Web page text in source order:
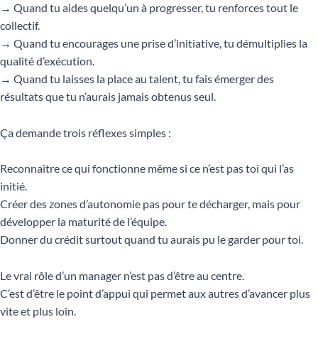
→ Quand tu aides quelqu’un à progresser, tu renforces tout le
collectif.
→ Quand tu encourages une prise d’initiative, tu démultiplies la
qualité d’exécution.
→ Quand tu laisses la place au talent, tu fais émerger des
résultats que tu n’aurais jamais obtenus seul.
Ça demande trois réflexes simples :
Reconnaître ce qui fonctionne même si ce n’est pas toi qui l’as
initié.
Créer des zones d’autonomie pas pour te décharger, mais pour
développer la maturité de l’équipe.
Donner du crédit surtout quand tu aurais pu le garder pour toi.
Le vrai rôle d’un manager n’est pas d’être au centre.
C’est d’être le point d’appui qui permet aux autres d’avancer plus
vite et plus loin.